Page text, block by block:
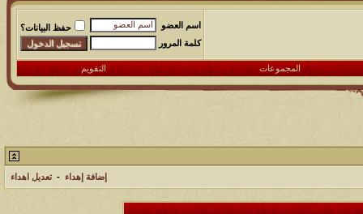
اسم العضو
حفظ البيانات؟
كلمة المرور
المجموعات التقويم
إضافة إهداء - تعديل اهداء